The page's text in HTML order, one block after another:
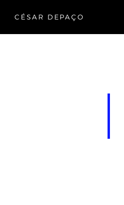
CÉSAR DEPAÇO